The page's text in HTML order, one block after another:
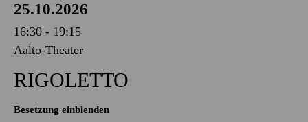
25.10.2026
16:30 - 19:15
Aalto-Theater
RIGO­LETTO
Besetzung einblenden